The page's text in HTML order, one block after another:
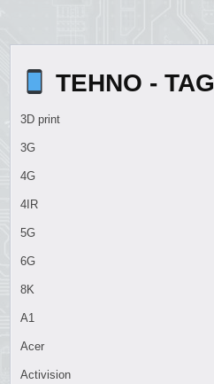
TEHNO - TAG
3D print
3G
4G
4IR
5G
6G
8K
A1
Acer
Activision